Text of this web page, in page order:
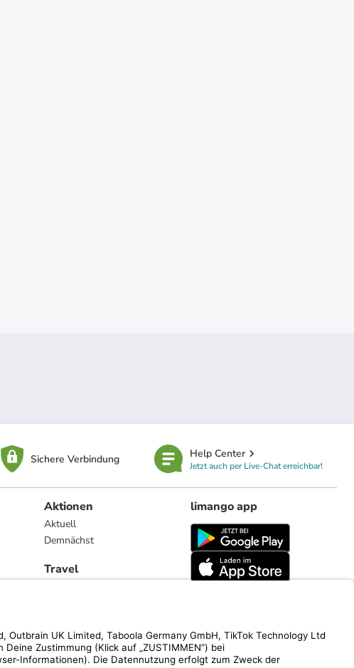
Sichere Verbindung Help Center
Jetzt auch per Live-Chat erreichbar!
Aktionen
Aktuell
Demnächst
Travel
limango app